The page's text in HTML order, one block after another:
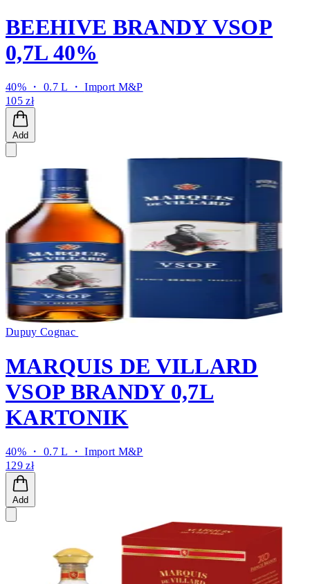
BEEHIVE BRANDY VSOP
0,7L 40%
40% ・ 0.7 L ・Import M&P
105 zł
Add
Dupuy Cognac
MARQUIS DE VILLARD
VSOP BRANDY 0,7L
KARTONIK
40% ・ 0.7 L ・Import M&P
129 zł
Add